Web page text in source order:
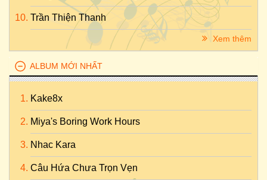
Trần Thiện Thanh
Xem thêm
ALBUM MỚI NHẤT
Kake8x
Miya's Boring Work Hours
Nhac Kara
Câu Hứa Chưa Trọn Vẹn